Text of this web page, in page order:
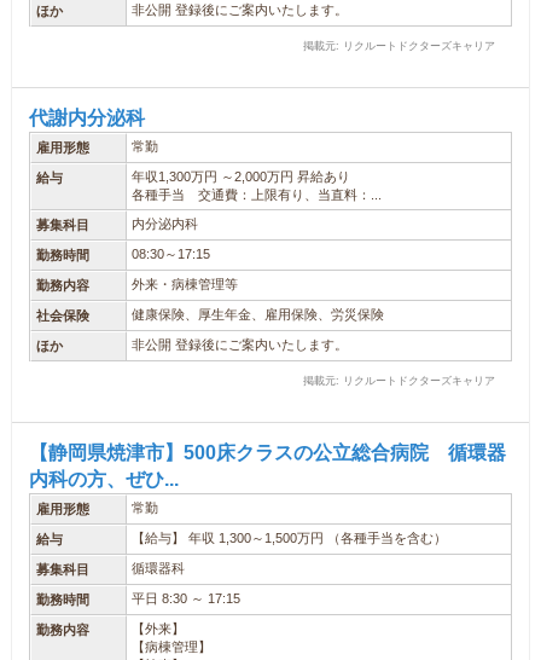
ほか 非公開 登録後にご案内いたします。
掲載元: リクルートドクターズキャリア
代謝内分泌科
雇用形態 常勤
給与
年収1,300万円 ～2,000万円 昇給あり
各種手当 交通費：上限有り、当直料：...
募集科目 内分泌内科
勤務時間 08:30～17:15
勤務内容 外来・病棟管理等
社会保険 健康保険、厚生年金、雇用保険、労災保険
ほか 非公開 登録後にご案内いたします。
掲載元: リクルートドクターズキャリア
【静岡県焼津市】500床クラスの公立総合病院 循環器
内科の方、ぜひ...
雇用形態 常勤
給与 【給与】 年収 1,300～1,500万円 （各種手当を含む）
募集科目 循環器科
勤務時間 平日 8:30 ～ 17:15
勤務内容
【外来】
【病棟管理】